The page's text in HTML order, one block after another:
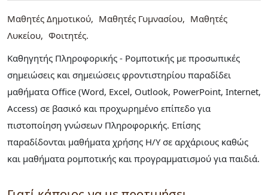
Μαθητές Δημοτικού Μαθητές Γυμνασίου
Μαθητές
Λυκείου
Φοιτητές
Καθηγητής Πληροφορικής - Ρομποτικής με προσωπικές
σημειώσεις και σημειώσεις φροντιστηρίου παραδίδει
μαθήματα Office (Word, Excel, Outlook, PowerPoint, Internet,
Access) σε βασικό και προχωρημένο επίπεδο για
πιστοποίηση γνώσεων Πληροφορικής. Επίσης
παραδίδονται μαθήματα χρήσης Η/Υ σε αρχάριους καθώς
και μαθήματα ρομποτικής και προγραμματισμού για παιδιά.